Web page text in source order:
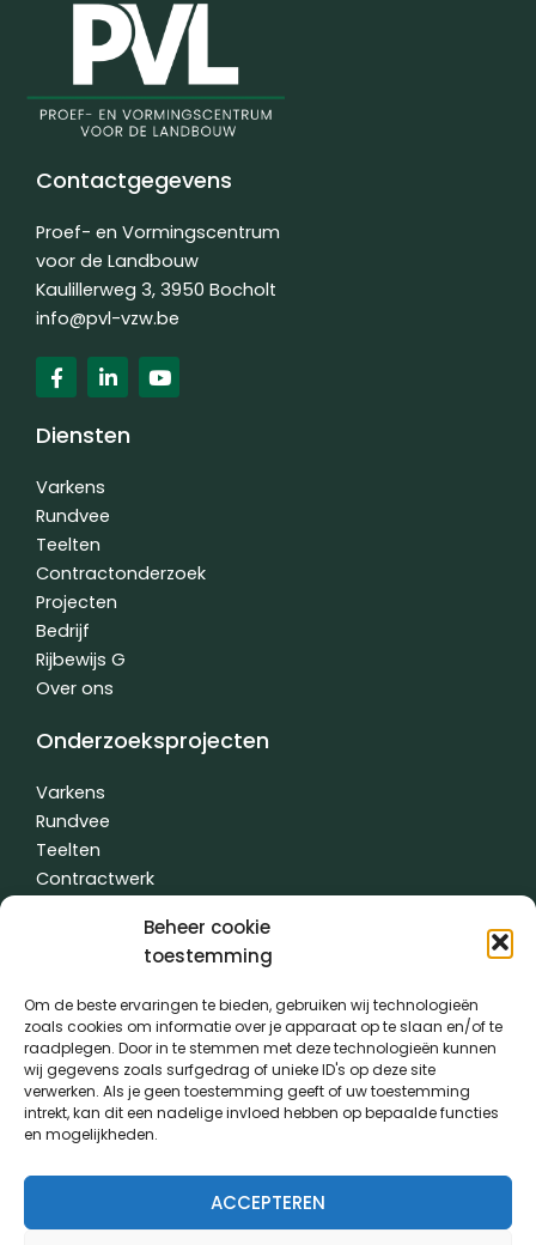
Beheer cookie
toestemming
Om de beste ervaringen te bieden, gebruiken wij technologieën
zoals cookies om informatie over je apparaat op te slaan en/of te
raadplegen. Door in te stemmen met deze technologieën kunnen
wij gegevens zoals surfgedrag of unieke ID's op deze site
verwerken. Als je geen toestemming geeft of uw toestemming
intrekt, kan dit een nadelige invloed hebben op bepaalde functies
en mogelijkheden.
ACCEPTEREN
Contactgegevens
Proef- en Vormingscentrum
voor de Landbouw
Kaulillerweg 3, 3950 Bocholt
info@pvl-vzw.be
F
a
c
e
b
o
k
-
f
L
i
n
k
e
n
-
n
Y
o
u
Diensten
Varkens
Rundvee
Teelten
Contractonderzoek
Projecten
Bedrijf
Rijbewijs G
Over ons
Onderzoeksprojecten
Varkens
Rundvee
Teelten
Contractwerk
Algemene voorwaarden|Privacybeleid| gemaakt met
door
creativitijd
PVL kwam tot stand dankzij de medewerking van: